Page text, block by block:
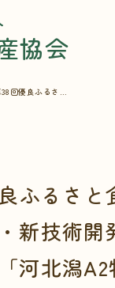
協会
第38回優良ふるさと食品中央コンクール・新技術開発部門でホリ乳業の「河北潟A2牧場牛乳」が農林水産大臣賞を受賞
ふるさと
新技術開
河北潟A2